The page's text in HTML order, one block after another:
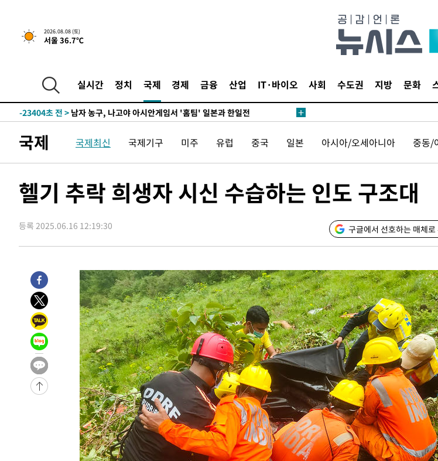
2026.08.08 (토)
서울 36.7℃
실시간 정치 국제 경제 금융 산업 IT·바이오 사회 수도권 지방 문화
1시간 전 >[속보]뉴욕증시 상승 마감…S&P 0.6% 나스닥 1.3%↑
-28160초 전 >
백운산서 80년근 천종산삼 9뿌리 발견…감정가 1.3억원
-25870초 전 >
-23404초 전 > 남자 농구, 나고야 아시안게임서 '홈팀' 일본과 한일전
-19007초 전 >
극한폭염 한풀 꺾이지만…'낮 최고 35도' 무더위, 열대야 계속[다음
-16025초 전 >축구협회 "압수수색·성접대 논란 사과…쇄신의 기회로 삼겠다"
송"
-3163초 전 > '최고 37도' 폭염 지속…강원동해안 최대 150㎜ 비
-32053초 전 >강릉에 시간당 81.4㎜ 물폭탄…도로 잠기고 담벼락 붕괴
-28160초 전 >백운산서 80년근 천종산삼 9뿌리 발견…감정가 1.3억원
-23404초 전 >
남자 농구, 나고야 아시안게임서 '홈팀' 일본과 한일전
-22780초 전 >
여수 오동도 해상서 모터보트 전복…1명 사망·1명 실종
-19007초 전 >
극한폭염 한풀 꺾이지만…'낮 최고 35도' 무더위, 열대야 계속[다음
주 날씨]
-16025초 전 >
축구협회 "압수수색·성접대 논란 사과…쇄신의 기회로 삼겠다"
-14542초 전 >
[속보]'압수수색·성접대 논란' 축구협회 "실망과 걱정 안겨드려 죄
-3163초 전 >
'최고 37도' 폭염 지속…강원동해안 최대 150㎜ 비
1시간 전 >
[속보]뉴욕증시 상승 마감…S&P 0.6% 나스닥 1.3%↑
국제 국제최신 국제기구 미주 유럽 중국 일본 아시아/오세아니아 중동/
헬기 추락 희생자 시신 수습하는 인도 구조대
등록 2025.06.16 12:19:30 구글에서 선호하는 매체로